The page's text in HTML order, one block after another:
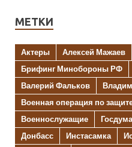
МЕТКИ
Актеры Алексей Мажаев
Брифинг Минобороны РФ
Валерий Фальков
Военная операция по
Военнослужащие
Госдума
Донбасс
Инстасамка